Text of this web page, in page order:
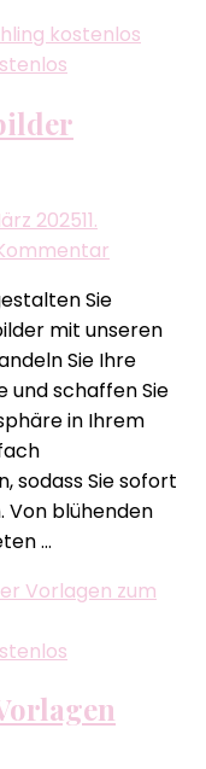
202511.
Frühling
kostenlos
Sie
mit unseren
Sie Ihre
und schaffen Sie
in Ihrem
sodass Sie sofort
Von blühenden
…